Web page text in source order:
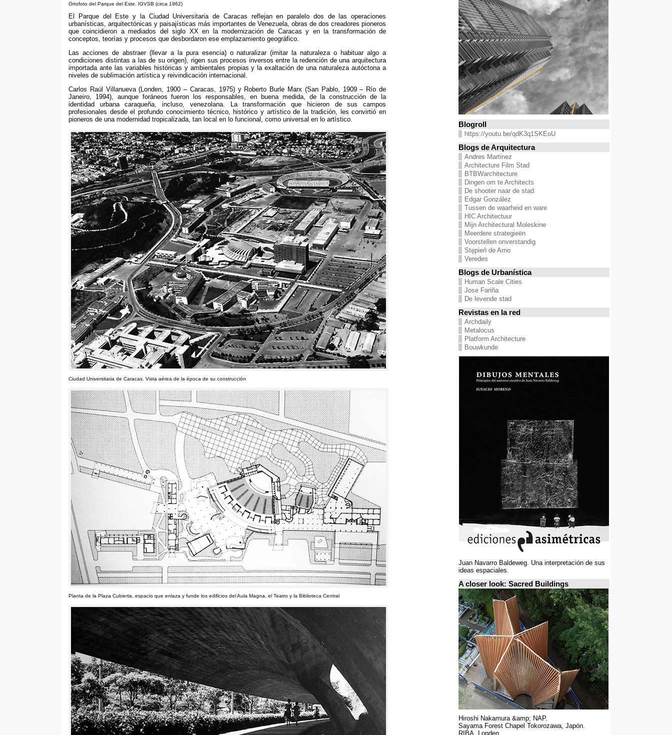
Ortofoto del Parque del Este IGVSB (circa 1962)
El Parque del Este y la Ciudad Universitaria de Caracas reflejan en paralelo dos de las operaciones
urbanísticas, arquitectónicas y paisajísticas más importantes de Venezuela, obras de dos creadores pioneros
que coincidieron a mediados del siglo XX en la modernización de Caracas y en la transformación de
conceptos, teorías y procesos que desbordaron ese emplazamiento geográfico.
Las acciones de abstraer(llevar a la pura esencia) o naturalizar(imitar la naturaleza o habituar algo a
condiciones distintas a las de su origen), rigen sus procesos inversos entre la redención de una arquitectura
importada ante las variables históricas y ambientales propias y la exaltación de una naturaleza autóctona a
niveles de sublimación artística y reivindicación internacional .
Carlos Raúl Villanueva(Londen, 1900– Caracas , 1975) y Roberto Burle Marx (San Pablo, 1909– Río de
Janeiro , 1994), aunque foráneos fueron los responsables ,en buena medida, de la construcción de la
identidad urbana caraqueña ,incluso venezolana.
La transformación que hicieron de sus campos
profesionales desde el profundo conocimiento técnico, histórico y artístico de la tradición,
les convirtió en
pioneros de una modernidad tropicalizada tan local en lo funcional como universal en lo artístico
Ciudad Universitaria de Caracas Vista aérea de la época de su construcción
Planta de la Plaza Cubierta espacio que enlaza y funde los edificios del Aula Magna el Teatro y la Biblioteca Central
Blogroll
https://youtu.be/qdK3q1SKEoU
Blogs de Arquitectura
Andres Martinez
Architecture Film Stad
BTBWarchitecture
Dingen om te Architects
De shooter naar de stad
Edgar González
Tussen de waarheid en ware
HIC Architectuur
Mijn Architectural Moleskine
Meerdere strategieën
Voorstellen onverstandig
Stępień de Arno
Veredes
Blogs de Urbanística
Human Scale Cities
Jose Fariña
De levende stad
Revistas en la red
Archdaily
Metalocus
Platform Architecture
Bouwkunde
Juan Navarro Baldeweg. Una interpretación de sus
ideas espaciales.
A closer look: Sacred Buildings
Hiroshi Nakamura &amp; NAP.
Sayama Forest Chapel Tokorozawa, Japón.
RIBA, Londen.